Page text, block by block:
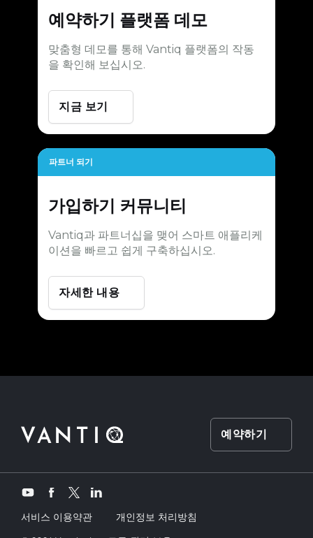
예약하기 플랫폼 데모
맞춤형 데모를 통해 Vantiq 플랫폼의 작동
을 확인해 보십시오.
지금 보기
파트너 되기
가입하기 커뮤니티
Vantiq과 파트너십을 맺어 스마트 애플리케
이션을 빠르고 쉽게 구축하십시오.
자세한 내용
예약하기
YouTubeFacebookTwitterLinkedIn
서비스 이용약관 개인정보 처리방침